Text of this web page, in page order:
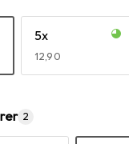
5x
EUR
12,90
2